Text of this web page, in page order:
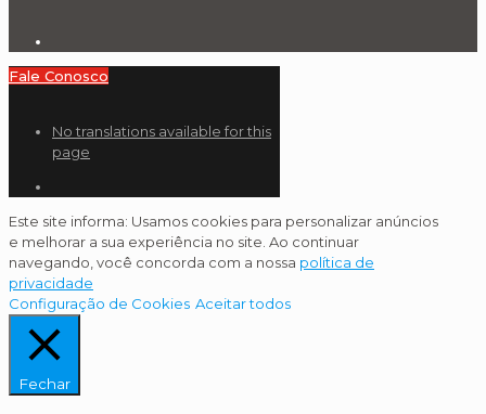
Fale Conosco
No translations available for this
page
Este site informa: Usamos cookies para personalizar anúncios
e melhorar a sua experiência no site. Ao continuar
navegando, você concorda com a nossa política de
privacidade
Configuração de Cookies Aceitar todos
Fechar